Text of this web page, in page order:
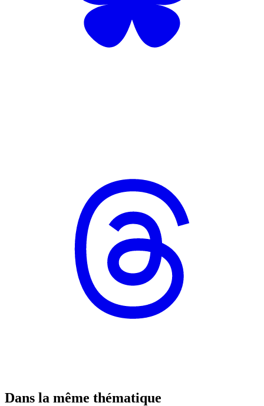
Dans la même thématique